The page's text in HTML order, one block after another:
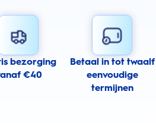
bezorging
€40
Betaal in tot twaalf
eenvoudige
termijnen